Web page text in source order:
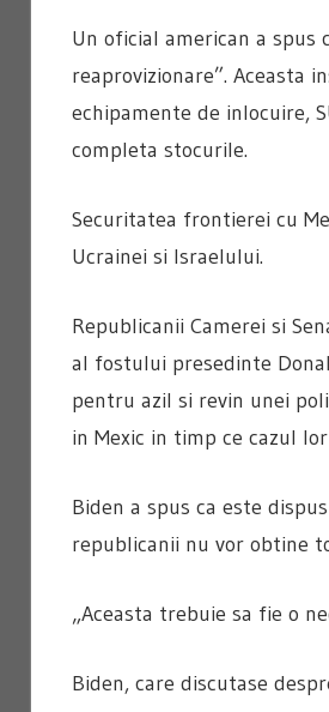
Un oficial american a
reaprovizionare”. Aceasta
echipamente de inlocuire,
completa stocurile.
Securitatea frontierei cu
Ucrainei si Israelului.
Republicanii Camerei si
al fostului presedinte
pentru azil si revin unei
in Mexic in timp ce cazul
Biden a spus ca este
republicanii nu vor obtine
„Aceasta trebuie sa fie o
Biden, care discutase